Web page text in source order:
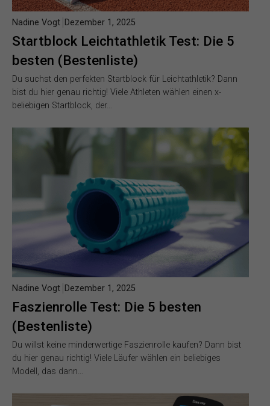
Startblock Leichtathletik Test: Die 5
besten (Bestenliste)
Nadine Vogt Dezember 1, 2025
Du suchst den perfekten Startblock für Leichtathletik? Dann
bist du hier genau richtig! Viele Athleten wählen einen x-
beliebigen Startblock, der…
Faszienrolle Test: Die 5 besten
(Bestenliste)
Nadine Vogt Dezember 1, 2025
Du willst keine minderwertige Faszienrolle kaufen? Dann bist
du hier genau richtig! Viele Läufer wählen ein beliebiges
Modell, das dann…